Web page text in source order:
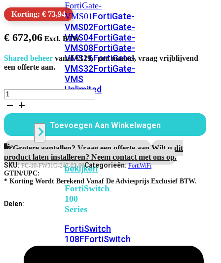
FortiGate-
VMS01FortiGate-
VMS02FortiGate-
VMS04FortiGate-
VMS08FortiGate-
VMS16FortiGate-
VMS32FortiGate-
VMS
Unlimited
Alle
FortiSwitches
bekijken
FortiSwitch
100
Series
FortiSwitch
108FFortiSwitch
Korting: € 73,94
€ 672,06
Shared beheer vanaf €129,- per maand, vraag vrijblijvend
een offerte aan.
FortiWiFi-
51G
Jaar
FortiCare
Premium
Support
aantal
Toevoegen Aan Winkelwagen
Grotere aantallen? Vraag een offerte aan.Wilt u dit
product laten installeren? Neem contact met ons op.
SKU:FC-10-FW51G-247-02-60Categorieën:FortiWiFi
GTIN/UPC:
* Korting Wordt Berekend Vanaf De Adviesprijs Exclusief BTW.
Delen: